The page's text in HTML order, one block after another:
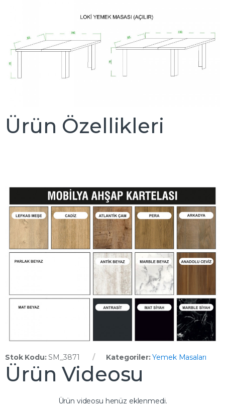
Ürün Özellikleri
Stok Kodu:SM_3871 Kategoriler:Yemek Masaları
Ürün Videosu
Ürün videosu henüz eklenmedi.